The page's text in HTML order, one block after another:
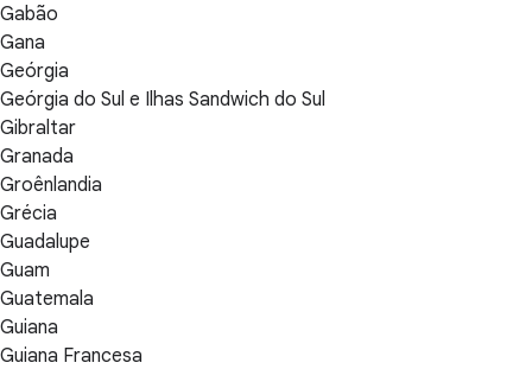
Gabão
Gana
Geórgia
Geórgia do Sul e Ilhas Sandwich do Sul
Gibraltar
Granada
Groênlandia
Grécia
Guadalupe
Guam
Guatemala
Guiana
Guiana Francesa